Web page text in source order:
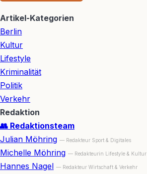
Artikel-Kategorien
Berlin
Kultur
Lifestyle
Kriminalität
Politik
Verkehr
Redaktion
👥 Redaktionsteam
Julian Möhring — Redakteur Sport & Digitales
Michelle Möhring — Redakteurin Lifestyle & Kultur
Hannes Nagel — Redakteur Wirtschaft & Verkehr